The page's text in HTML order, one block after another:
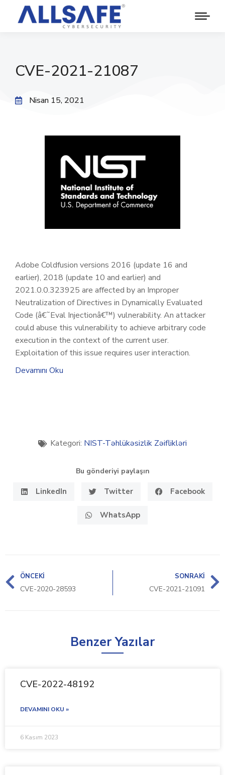
CVE-2021-21087
Nisan 15, 2021
Adobe Coldfusion versions 2016 (update 16 and
earlier), 2018 (update 10 and earlier) and
2021.0.0.323925 are affected by an Improper
Neutralization of Directives in Dynamically Evaluated
Code (â€˜Eval Injectionâ€™) vulnerability. An attacker
could abuse this vulnerability to achieve arbitrary code
execution in the context of the current user.
Exploitation of this issue requires user interaction.
Devamını Oku
Kategori: NIST-Təhlükəsizlik Zəiflikləri
Bu gönderiyi paylaşın
LinkedIn Twitter Facebook
WhatsApp
ÖNCEKI
CVE-2020-28593
SONRAKI
CVE-2021-21091
Benzer Yazılar
CVE-2022-48192
DEVAMINI OKU »
6 Kasım 2023